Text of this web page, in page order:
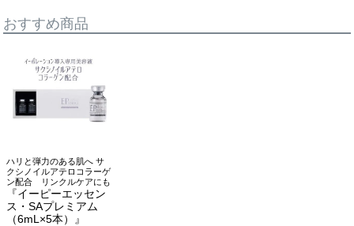
おすすめ商品
ハリと弾力のある肌へ サ
クシノイルアテロコラーゲ
ン配合 リンクルケアにも
『イーピーエッセン
ス・SAプレミアム
（6mL×5本）』